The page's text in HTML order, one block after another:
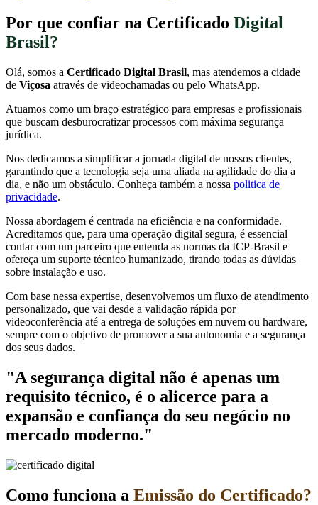
Por que confiar na Certificado Digital
Brasil?
Olá, somos a Certificado Digital Brasil, mas atendemos a cidade
de Viçosa através de videochamadas ou pelo WhatsApp.
Atuamos como um braço estratégico para empresas e profissionais
que buscam desburocratizar processos com máxima segurança
jurídica.
Nos dedicamos a simplificar a jornada digital de nossos clientes,
garantindo que a tecnologia seja uma aliada na agilidade do dia a
dia, e não um obstáculo. Conheça também a nossa politica de
privacidade.
Nossa abordagem é centrada na eficiência e na conformidade.
Acreditamos que, para uma operação digital segura, é essencial
contar com um parceiro que entenda as normas da ICP-Brasil e
ofereça um suporte técnico humanizado, tirando todas as dúvidas
sobre instalação e uso.
Com base nessa expertise, desenvolvemos um fluxo de atendimento
personalizado, que vai desde a validação rápida por
videoconferência até a entrega de soluções em nuvem ou hardware,
sempre com o objetivo de promover a sua autonomia e a segurança
dos seus dados.
"A segurança digital não é apenas um
requisito técnico, é o alicerce para a
expansão e confiança do seu negócio no
mercado moderno."
Como funciona a Emissão do Certificado?